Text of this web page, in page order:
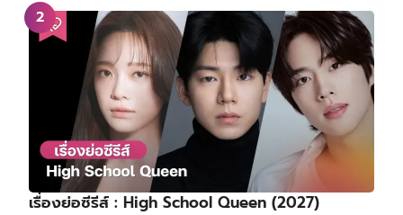
เรื่องย่อซีรีส์ : High School Queen (2027)